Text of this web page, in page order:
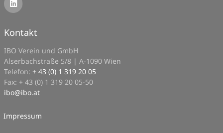
Kontakt
IBO Verein und GmbH
Alserbachstraße 5/8 | A-1090 Wien
Telefon: + 43 (0) 1 319 20 05
Fax: + 43 (0) 1 319 20 05-50
ibo@ibo.at
Impressum